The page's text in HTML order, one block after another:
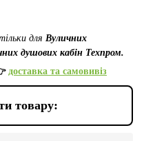
для Вуличних
душових кабін Техпром.
доставка та самовивіз
товару: